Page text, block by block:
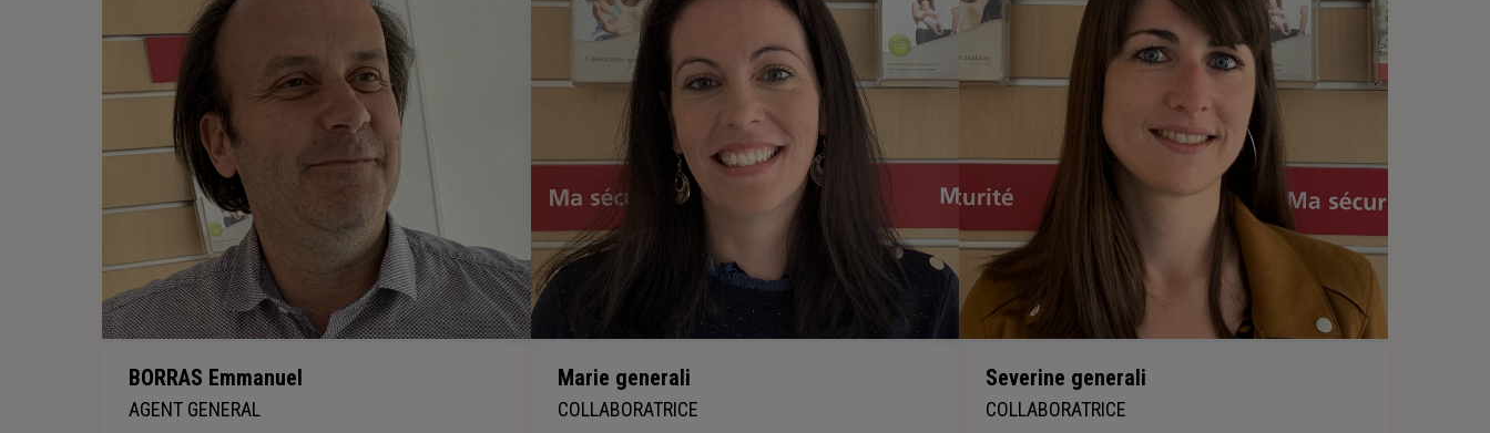
BORRAS Emmanuel
AGENT GENERAL
Marie generali
COLLABORATRICE
Severine generali
COLLABORATRICE